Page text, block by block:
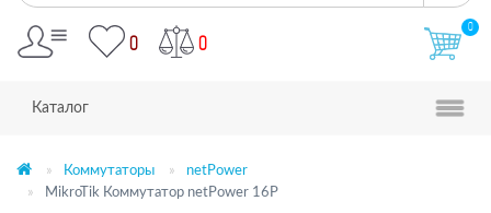
0 0
0
Каталог
Коммутаторы
netPower
MikroTik Коммутатор netPower 16P